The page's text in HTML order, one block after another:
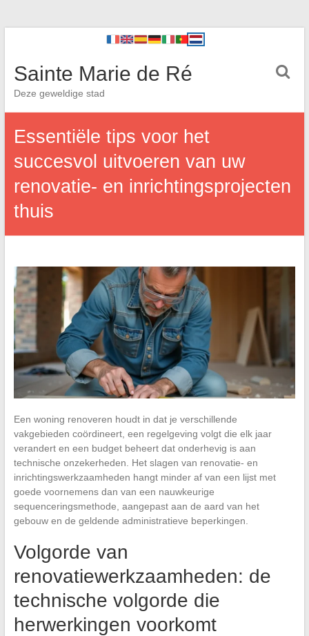
Sainte Marie de Ré
Deze geweldige stad
Essentiële tips voor het
succesvol uitvoeren van uw
renovatie- en inrichtingsprojecten
thuis
Een woning renoveren houdt in dat je verschillende
vakgebieden coördineert, een regelgeving volgt die elk jaar
verandert en een budget beheert dat onderhevig is aan
technische onzekerheden. Het slagen van renovatie- en
inrichtingswerkzaamheden hangt minder af van een lijst met
goede voornemens dan van een nauwkeurige
sequenceringsmethode, aangepast aan de aard van het
gebouw en de geldende administratieve beperkingen.
Volgorde van
renovatiewerkzaamheden: de
technische volgorde die
herwerkingen voorkomt